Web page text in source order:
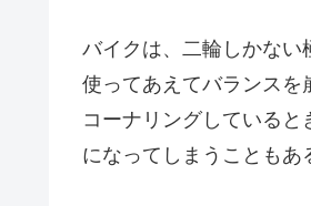
バイクは、二輪しかない
使ってあえてバランスを
コーナリングしている
になってしまうこともあ